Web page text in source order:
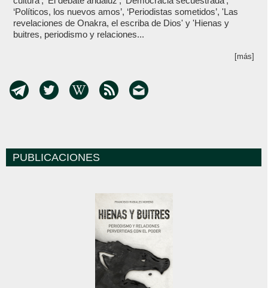
‘Políticos, los nuevos amos’, ‘Periodistas sometidos’, 'Las
revelaciones de Onakra, el escriba de Dios' y 'Hienas y
buitres, periodismo y relaciones...
[más]
PUBLICACIONES